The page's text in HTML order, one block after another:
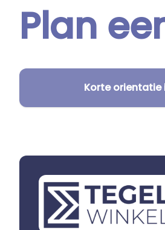
Plan
Korte orientatie